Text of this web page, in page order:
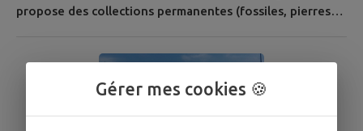
propose des collections permanentes (fossiles, pierres
sur Mauvezin.. Le musée, installé dans des locaux
municipaux est un lieu de rencontre et d'échange qui
Gérer mes cookies 🍪